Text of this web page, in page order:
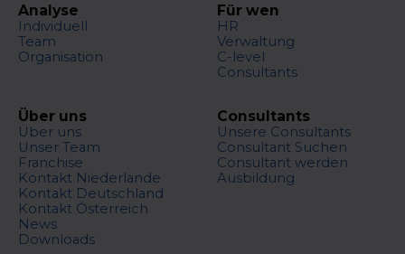
Analyse
Individuell
Team
Organisation
Für wen
HR
Verwaltung
C-level
Consultants
Über uns
Über uns
Unser Team
Franchise
Kontakt Niederlande
Kontakt Deutschland
Kontakt Österreich
News
Downloads
Consultants
Unsere Consultants
Consultant Suchen
Consultant werden
Ausbildung